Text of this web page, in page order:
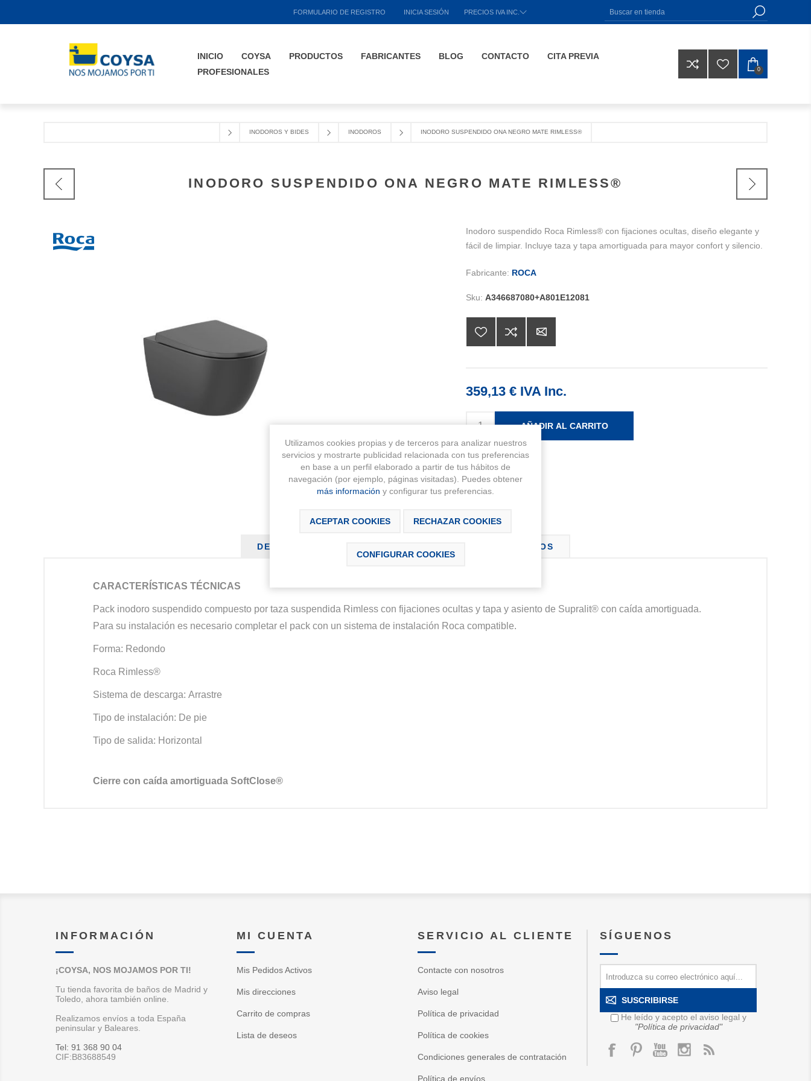
FORMULARIO DE REGISTRO INICIA SESIÓN PRECIOS IVA INC.
INICIO COYSA PRODUCTOS FABRICANTES BLOG CONTACTO
CITA PREVIA
PROFESIONALES
0
INODOROS Y BIDES INODOROS INODORO SUSPENDIDO ONA NEGRO MATE RIMLESS®
INODORO SUSPENDIDO ONA NEGRO MATE RIMLESS®
Inodoro suspendido Roca Rimless® con fijaciones ocultas, diseño elegante y
fácil de limpiar. Incluye taza y tapa amortiguada para mayor confort y silencio.
Fabricante: ROCA
Sku: A346687080+A801E12081
359,13 € IVA Inc.
AÑADIR AL CARRITO
DESCRIPCIÓN CONTÁCTANOS
CARACTERÍSTICAS TÉCNICAS
Pack inodoro suspendido compuesto por taza suspendida Rimless con fijaciones ocultas y tapa y asiento de Supralit® con caída amortiguada.
Para su instalación es necesario completar el pack con un sistema de instalación Roca compatible.
Forma: Redondo
Roca Rimless®
Sistema de descarga: Arrastre
Tipo de instalación: De pie
Tipo de salida: Horizontal
Cierre con caída amortiguada SoftClose®
INFORMACIÓN
¡COYSA, NOS MOJAMOS POR TI!
Tu tienda favorita de baños de Madrid y
Toledo, ahora también online.
Realizamos envíos a toda España
peninsular y Baleares.
Tel: 91 368 90 04
CIF:B83688549
MI CUENTA
Mis Pedidos Activos
Mis direcciones
Carrito de compras
Lista de deseos
SERVICIO AL CLIENTE
Contacte con nosotros
Aviso legal
Política de privacidad
Política de cookies
Condiciones generales de contratación
Política de envíos
SÍGUENOS
SUSCRIBIRSE
He leído y acepto el aviso legal y
"Política de privacidad"
Utilizamos cookies propias y de terceros para analizar nuestros
servicios y mostrarte publicidad relacionada con tus preferencias
en base a un perfil elaborado a partir de tus hábitos de
navegación (por ejemplo, páginas visitadas). Puedes obtener
más información y configurar tus preferencias.
ACEPTAR COOKIES RECHAZAR COOKIES
CONFIGURAR COOKIES